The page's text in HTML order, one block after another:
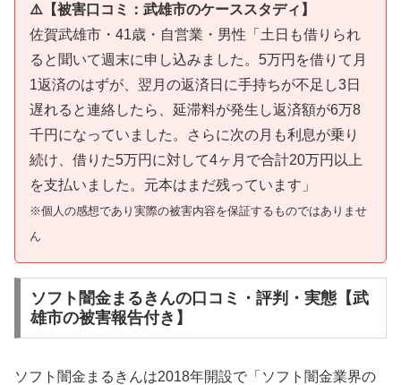
⚠️【被害口コミ：武雄市のケーススタディ】
佐賀武雄市・41歳・自営業・男性「土日も借りられ
ると聞いて週末に申し込みました。5万円を借りて月
1返済のはずが、翌月の返済日に手持ちが不足し3日
遅れると連絡したら、延滞料が発生し返済額が6万8
千円になっていました。さらに次の月も利息が乗り
続け、借りた5万円に対して4ヶ月で合計20万円以上
を支払いました。元本はまだ残っています」
※個人の感想であり実際の被害内容を保証するものではありませ
ん
ソフト闇金まるきんの口コミ・評判・実態【武
雄市の被害報告付き】
ソフト闇金まるきんは2018年開設で「ソフト闇金業界の